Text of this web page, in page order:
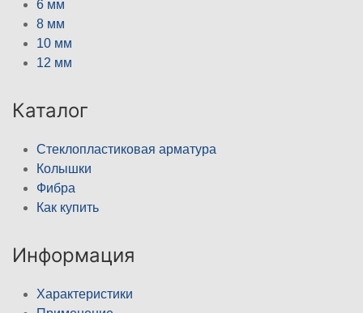
6 мм
8 мм
10 мм
12 мм
Каталог
Стеклопластиковая арматура
Колышки
Фибра
Как купить
Информация
Характеристики